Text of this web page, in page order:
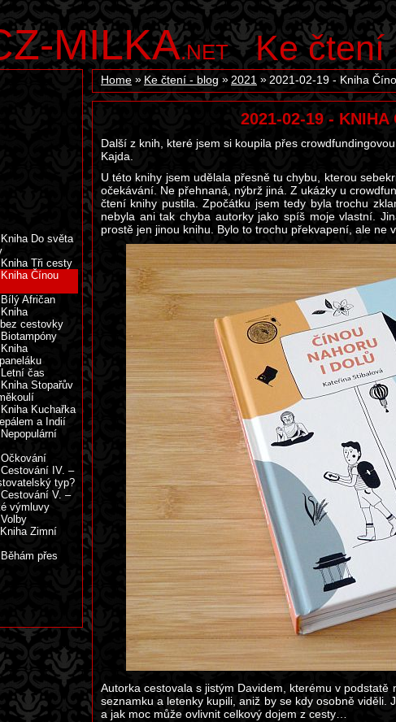
MILKA.NET Ke čtení
Home Ke čtení - blog 2021 2021-02-19 - Kniha
2021-02-19 - KNIHA
Další z knih, které jsem si koupila přes
Kajda.
U této knihy jsem udělala přesně tu chybu, kterou
očekávání. Ne přehnaná, nýbrž jiná. Z ukázky u
čtení knihy pustila. Zpočátku jsem tedy byla trochu
nebyla ani tak chyba autorky jako spíš moje vlastní.
prostě jen jinou knihu. Bylo to trochu překvapení, ale ne
Autorka cestovala s jistým Davidem, kterému v
seznamku a letenky kupili, aniž by se kdy osobně
a jak moc může ovlivnit celkový dojem z cesty…
Do světa
Tři cesty
Čínou
Afričan
cestovky
čas
Stopařův
Kuchařka
a Indií
IV. –
typ?
V. –
výmluvy
Zimní
přes